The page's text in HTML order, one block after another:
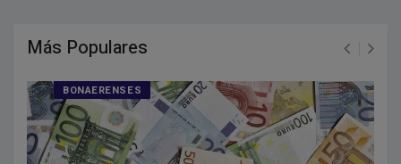
Más Populares
BONAERENSES